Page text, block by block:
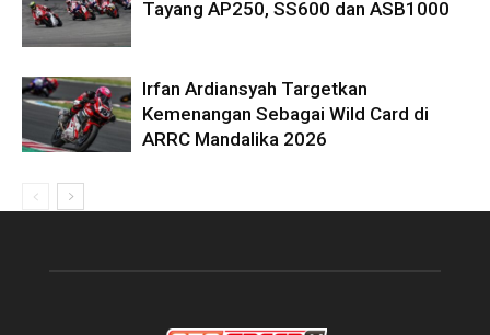
Tayang AP250, SS600 dan ASB1000
Irfan Ardiansyah Targetkan
Kemenangan Sebagai Wild Card di
ARRC Mandalika 2026